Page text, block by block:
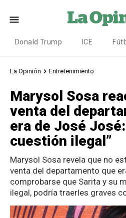
Donald Trump ICE
La Opinión Entretenimiento
Marysol Sosa
venta del
era de José
cuestión ilegal”
Marysol Sosa revela que no
venta del departamento que
comprobarse que Sarita y su
ilegal, podría traerles graves